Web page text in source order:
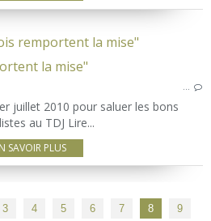
remportent la mise"
…
juillet 2010 pour saluer les bons
au TDJ Lire...
SAVOIR PLUS
3 4 5 6 7 8
9